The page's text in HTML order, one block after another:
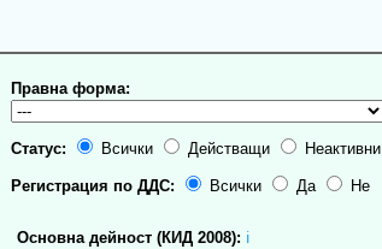
Правна форма:
Статус: Всички Действащи Неактивни
Регистрация по ДДС: Всички Да Не
Основна дейност (КИД 2008): ℹ